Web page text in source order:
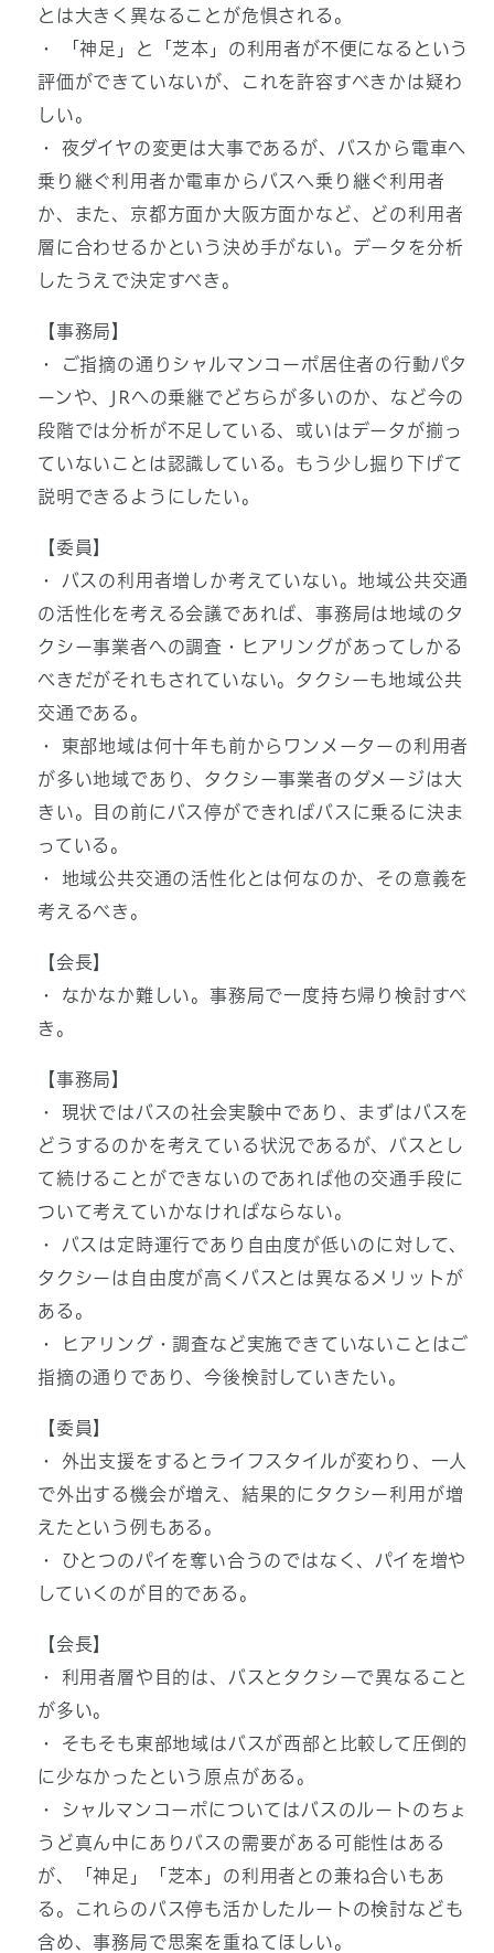
とは大きく異なることが危惧される。
・ 「神足」と「芝本」の利用者が不便になるという
評価ができていないが、これを許容すべきかは疑わ
しい。
・ 夜ダイヤの変更は大事であるが、バスから電車へ
乗り継ぐ利用者か電車からバスへ乗り継ぐ利用者
か、また、京都方面か大阪方面かなど、どの利用者
層に合わせるかという決め手がない。データを分析
したうえで決定すべき。
【事務局】
・ ご指摘の通りシャルマンコーポ居住者の行動パタ
ーンや、JRへの乗継でどちらが多いのか、など今の
段階では分析が不足している、或いはデータが揃っ
ていないことは認識している。もう少し掘り下げて
説明できるようにしたい。
【委員】
・ バスの利用者増しか考えていない。地域公共交通
の活性化を考える会議であれば、事務局は地域のタ
クシー事業者への調査・ヒアリングがあってしかる
べきだがそれもされていない。タクシーも地域公共
交通である。
・ 東部地域は何十年も前からワンメーターの利用者
が多い地域であり、タクシー事業者のダメージは大
きい。目の前にバス停ができればバスに乗るに決ま
っている。
・ 地域公共交通の活性化とは何なのか、その意義を
考えるべき。
【会長】
・ なかなか難しい。事務局で一度持ち帰り検討すべ
き。
【事務局】
・ 現状ではバスの社会実験中であり、まずはバスを
どうするのかを考えている状況であるが、バスとし
て続けることができないのであれば他の交通手段に
ついて考えていかなければならない。
・ バスは定時運行であり自由度が低いのに対して、
タクシーは自由度が高くバスとは異なるメリットが
ある。
・ ヒアリング・調査など実施できていないことはご
指摘の通りであり、今後検討していきたい。
【委員】
・ 外出支援をするとライフスタイルが変わり、一人
で外出する機会が増え、結果的にタクシー利用が増
えたという例もある。
・ ひとつのパイを奪い合うのではなく、パイを増や
していくのが目的である。
【会長】
・ 利用者層や目的は、バスとタクシーで異なること
が多い。
・ そもそも東部地域はバスが西部と比較して圧倒的
に少なかったという原点がある。
・ シャルマンコーポについてはバスのルートのちょ
うど真ん中にありバスの需要がある可能性はある
が、「神足」「芝本」の利用者との兼ね合いもあ
る。これらのバス停も活かしたルートの検討なども
含め、事務局で思案を重ねてほしい。